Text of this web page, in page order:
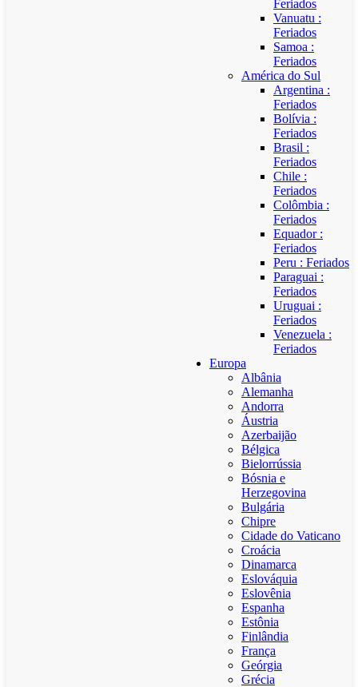
Feriados
Vanuatu :
Feriados
Samoa :
Feriados
América do Sul
Argentina :
Feriados
Bolívia :
Feriados
Brasil :
Feriados
Chile :
Feriados
Colômbia :
Feriados
Equador :
Feriados
Peru : Feriados
Paraguai :
Feriados
Uruguai :
Feriados
Venezuela :
Feriados
Europa
Albânia
Alemanha
Andorra
Áustria
Azerbaijão
Bélgica
Bielorrússia
Bósnia e
Herzegovina
Bulgária
Chipre
Cidade do Vaticano
Croácia
Dinamarca
Eslováquia
Eslovênia
Espanha
Estônia
Finlândia
França
Geórgia
Grécia